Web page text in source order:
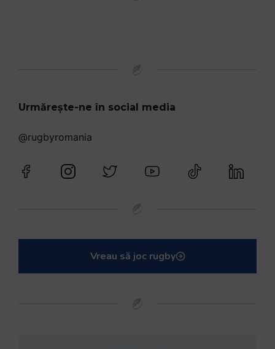
Urmărește-ne în social media
@rugbyromania
Vreau să joc rugby